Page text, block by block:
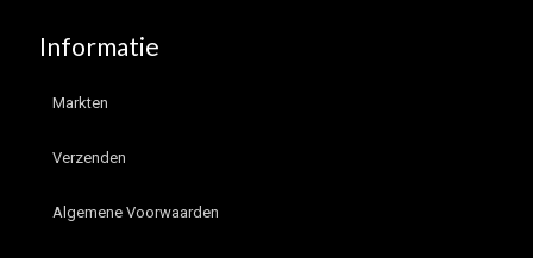
Informatie
Markten
Verzenden
Algemene Voorwaarden